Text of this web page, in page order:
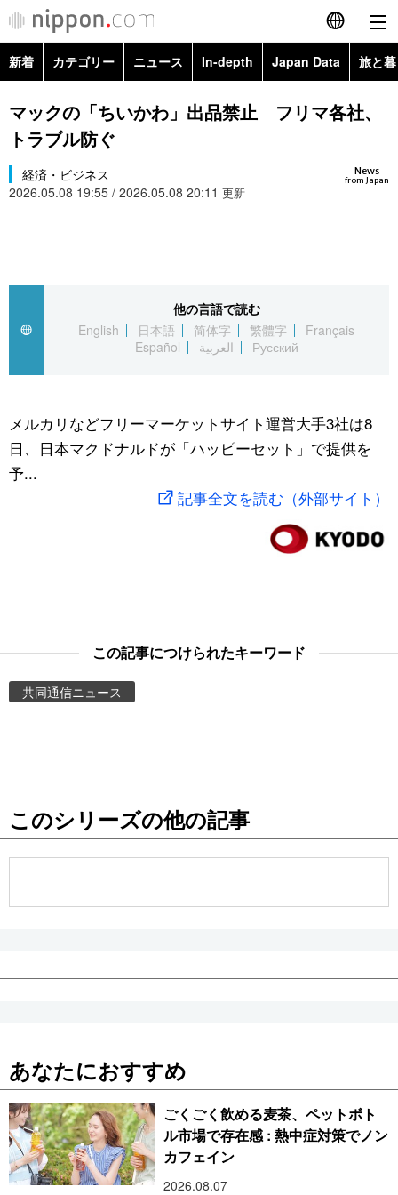
English
简体字
Русский
カテゴリー
国際
社会
文化
科学・技術
アーカイブ
Japan Data
旅と暮らし
動画/Live
Books
People
公式SNS
新着 カテゴリー ニュース In-depth Japan Data 旅と
政治・外交
経済・ビジネス
国際・海外
文化
科学・技術
暮らし
スポーツ・東京2020
Topics
マックの「ちいかわ」出品禁止 フリマ各社、
トラブル防ぐ
News
from Japan
経済・ビジネス
2026.05.08 19:55 / 2026.05.08 20:11 更新
他の言語で読む
English
日本語 简体字 繁體字
Français
Español
العربية Русский
メルカリなどフリーマーケットサイト運営大手3社は8
日、日本マクドナルドが「ハッピーセット」で提供を
予...
記事全文を読む（外部サイト）
この記事につけられたキーワード
共同通信ニュース
このシリーズの他の記事
あなたにおすすめ
ごくごく飲める麦茶、ペットボト
ル市場で存在感 : 熱中症対策でノン
カフェイン
2026.08.07